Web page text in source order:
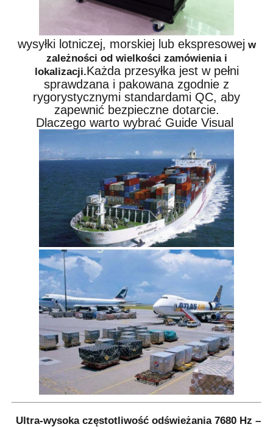
wysyłki lotniczej, morskiej lub ekspresowej w
zależności od wielkości zamówienia i
lokalizacji.Każda przesyłka jest w pełni
sprawdzana i pakowana zgodnie z
rygorystycznymi standardami QC, aby
zapewnić bezpieczne dotarcie.
Dlaczego warto wybrać Guide Visual
Ultra-wysoka częstotliwość odświeżania 7680 Hz –